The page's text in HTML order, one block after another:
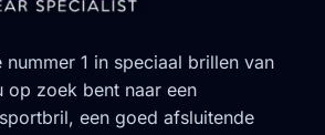
nummer 1 in speciaal brillen van
op zoek bent naar een
een goed afsluitende